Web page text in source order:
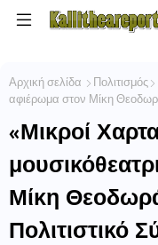
Αρχική σελίδα Πολιτισμός
αφιέρωμα στον Μίκη
«Μικροί
Μίκη
Πολιτιστικό